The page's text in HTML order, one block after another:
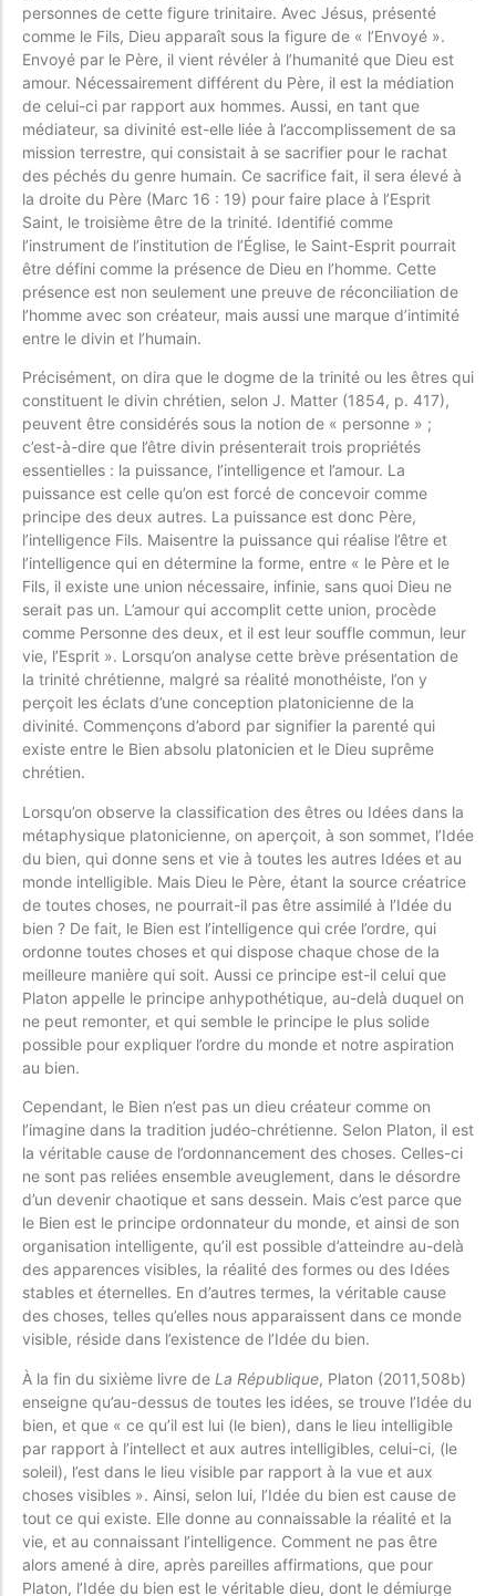
personnes de cette figure trinitaire. Avec Jésus, présenté
comme le Fils, Dieu apparaît sous la figure de « l’Envoyé ».
Envoyé par le Père, il vient révéler à l’humanité que Dieu est
amour. Nécessairement différent du Père, il est la médiation
de celui-ci par rapport aux hommes. Aussi, en tant que
médiateur, sa divinité est-elle liée à l’accomplissement de sa
mission terrestre, qui consistait à se sacrifier pour le rachat
des péchés du genre humain. Ce sacrifice fait, il sera élevé à
la droite du Père (Marc 16 : 19) pour faire place à l’Esprit
Saint, le troisième être de la trinité. Identifié comme
l’instrument de l’institution de l’Église, le Saint-Esprit pourrait
être défini comme la présence de Dieu en l’homme. Cette
présence est non seulement une preuve de réconciliation de
l’homme avec son créateur, mais aussi une marque d’intimité
entre le divin et l’humain.
Précisément, on dira que le dogme de la trinité ou les êtres qui
constituent le divin chrétien, selon J. Matter (1854, p. 417),
peuvent être considérés sous la notion de « personne » ;
c’est-à-dire que l’être divin présenterait trois propriétés
essentielles : la puissance, l’intelligence et l’amour. La
puissance est celle qu’on est forcé de concevoir comme
principe des deux autres. La puissance est donc Père,
l’intelligence Fils. Maisentre la puissance qui réalise l’être et
l’intelligence qui en détermine la forme, entre « le Père et le
Fils, il existe une union nécessaire, infinie, sans quoi Dieu ne
serait pas un. L’amour qui accomplit cette union, procède
comme Personne des deux, et il est leur souffle commun, leur
vie, l’Esprit ». Lorsqu’on analyse cette brève présentation de
la trinité chrétienne, malgré sa réalité monothéiste, l’on y
perçoit les éclats d’une conception platonicienne de la
divinité. Commençons d’abord par signifier la parenté qui
existe entre le Bien absolu platonicien et le Dieu suprême
chrétien.
Lorsqu’on observe la classification des êtres ou Idées dans la
métaphysique platonicienne, on aperçoit, à son sommet, l’Idée
du bien, qui donne sens et vie à toutes les autres Idées et au
monde intelligible. Mais Dieu le Père, étant la source créatrice
de toutes choses, ne pourrait-il pas être assimilé à l’Idée du
bien ? De fait, le Bien est l’intelligence qui crée l’ordre, qui
ordonne toutes choses et qui dispose chaque chose de la
meilleure manière qui soit. Aussi ce principe est-il celui que
Platon appelle le principe anhypothétique, au-delà duquel on
ne peut remonter, et qui semble le principe le plus solide
possible pour expliquer l’ordre du monde et notre aspiration
au bien.
Cependant, le Bien n’est pas un dieu créateur comme on
l’imagine dans la tradition judéo-chrétienne. Selon Platon, il est
la véritable cause de l’ordonnancement des choses. Celles-ci
ne sont pas reliées ensemble aveuglement, dans le désordre
d’un devenir chaotique et sans dessein. Mais c’est parce que
le Bien est le principe ordonnateur du monde, et ainsi de son
organisation intelligente, qu’il est possible d’atteindre au-delà
des apparences visibles, la réalité des formes ou des Idées
stables et éternelles. En d’autres termes, la véritable cause
des choses, telles qu’elles nous apparaissent dans ce monde
visible, réside dans l’existence de l’Idée du bien.
À la fin du sixième livre de La République, Platon (2011,508b)
enseigne qu’au-dessus de toutes les idées, se trouve l’Idée du
bien, et que « ce qu’il est lui (le bien), dans le lieu intelligible
par rapport à l’intellect et aux autres intelligibles, celui-ci, (le
soleil), l’est dans le lieu visible par rapport à la vue et aux
choses visibles ». Ainsi, selon lui, l’Idée du bien est cause de
tout ce qui existe. Elle donne au connaissable la réalité et la
vie, et au connaissant l’intelligence. Comment ne pas être
alors amené à dire, après pareilles affirmations, que pour
Platon, l’Idée du bien est le véritable dieu, dont le démiurge